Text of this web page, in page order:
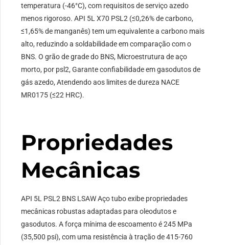
temperatura (-46°C), com requisitos de serviço azedo
menos rigoroso. API 5L X70 PSL2 (≤0,26% de carbono,
≤1,65% de manganês) tem um equivalente a carbono mais
alto, reduzindo a soldabilidade em comparação com o
BNS. O grão de grade do BNS, Microestrutura de aço
morto, por psl2, Garante confiabilidade em gasodutos de
gás azedo, Atendendo aos limites de dureza NACE
MR0175 (≤22 HRC).
Propriedades
Mecânicas
API 5L PSL2 BNS LSAW Aço tubo exibe propriedades
mecânicas robustas adaptadas para oleodutos e
gasodutos. A força mínima de escoamento é 245 MPa
(35,500 psi), com uma resistência à tração de 415-760